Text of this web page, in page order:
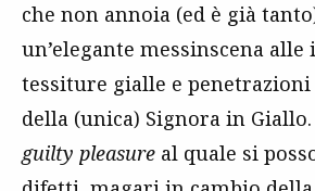
che non annoia (ed è già
un’elegante messinscena
tessiture gialle e
della (unica) Signora in
guilty pleasure al quale si